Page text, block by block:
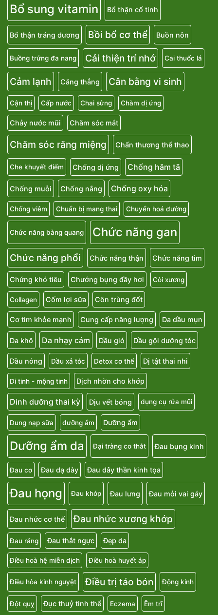
Bổ sung vitamin Bổ thận cố tinh
Bổ thận tráng dương Bồi bổ cơ thể Buồn nôn
Buồng trứng đa nang Cải thiện trí nhớ Cai thuốc lá
Cảm lạnh Căng thẳng Cân bằng vi sinh
Cận thị Cấp nước Chai sừng Chàm dị ứng
Chảy nước mũi Chăm sóc mắt
Chăm sóc răng miệng Chấn thương thể thao
Che khuyết điểm Chống dị ứng Chống hăm tã
Chống muỗi Chống nắng Chống oxy hóa
Chống viêm Chuẩn bị mang thai Chuyển hoá đường
Chức năng bàng quang Chức năng gan
Chức năng phổi Chức năng thận Chức năng tim
Chứng khó tiêu Chướng bụng đầy hơi Còi xương
Collagen Cốm lợi sữa Côn trùng đốt
Cơ tim khỏe mạnh Cung cấp năng lượng Da dầu mụn
Da khô Da nhạy cảm Dầu gió Dầu gội dưỡng tóc
Dầu nóng Dầu xả tóc Detox cơ thể Dị tật thai nhi
Di tinh - mộng tinh Dịch nhờn cho khớp
Dinh dưỡng thai kỳ Dịu vết bỏng dụng cụ rửa mũi
Dung nạp sữa dưỡng ẩm Dưỡng ẩm
Dưỡng ẩm da Đại tràng co thắt Đau bụng kinh
Đau cơ Đau dạ dày Đau dây thần kinh tọa
Đau họng Đau khớp Đau lưng Đau mỏi vai gáy
Đau nhức cơ thể Đau nhức xương khớp
Đau răng Đau thắt ngực Đẹp da
Điều hoà hệ miễn dịch Điều hoà huyết áp
Điều hòa kinh nguyệt Điều trị táo bón Động kinh
Đột quỵ Đục thuỷ tinh thể Eczema Êm trĩ